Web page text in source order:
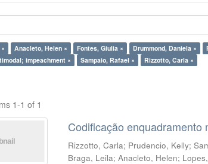
Anacleto, Helen × Fontes, Giulia × Drummond, Daniela ×
impeachment ×
Sampaio, Rafael × Rizzotto, Carla ×
1-1 of 1
Codificação
Rizzotto, Carla; Prudencio, Kelly;
Braga, Leila;Anacleto, Helen;